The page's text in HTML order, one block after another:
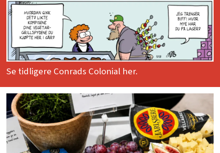
Se tidligere Conrads Colonial her.